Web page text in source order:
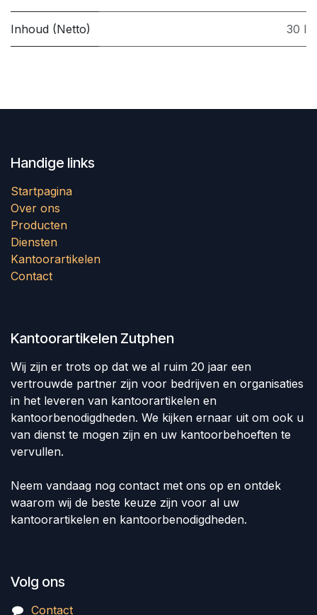
Inhoud (Netto) 30 l
Handige links
Startpagina
Over ons
Producten
Diensten
Kantoorartikelen
Contact
Kantoorartikelen Zutphen
Wij zijn er trots op dat we al ruim 20 jaar een
vertrouwde partner zijn voor bedrijven en organisaties
in het leveren van kantoorartikelen en
kantoorbenodigdheden. We kijken ernaar uit om ook u
van dienst te mogen zijn en uw kantoorbehoeften te
vervullen.
Neem vandaag nog contact met ons op en ontdek
waarom wij de beste keuze zijn voor al uw
kantoorartikelen en kantoorbenodigdheden.
Volg ons
Contact